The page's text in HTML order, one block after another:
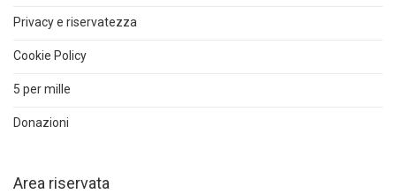
Privacy e riservatezza
Cookie Policy
5 per mille
Donazioni
Area riservata